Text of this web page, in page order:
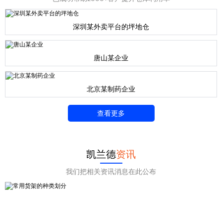
深圳某外卖平台的坪地仓
唐山某企业
北京某制药企业
查看更多
凯兰德资讯
我们把相关资讯消息在此公布